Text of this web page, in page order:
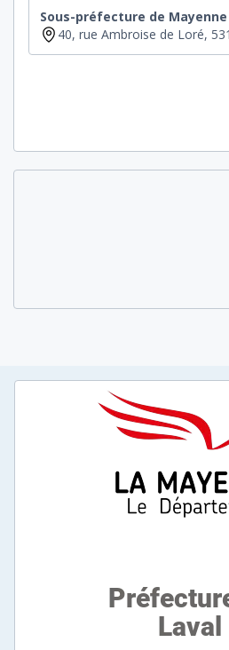
Sous-préfecture de Mayenne
40, rue Ambroise de Loré,